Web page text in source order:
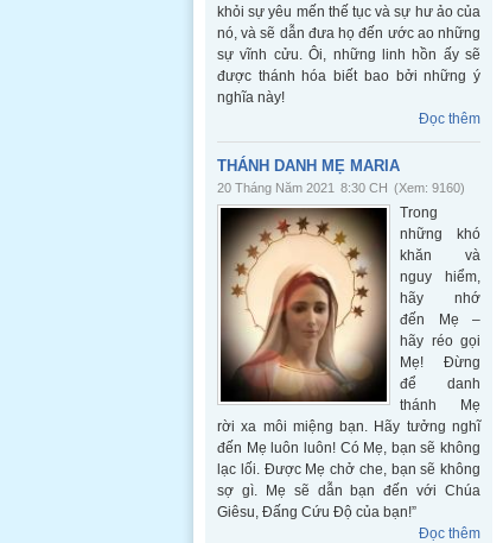
khỏi sự yêu mến thế tục và sự hư ảo của
nó, và sẽ dẫn đưa họ đến ước ao những
sự vĩnh cửu. Ôi, những linh hồn ấy sẽ
được thánh hóa biết bao bởi những ý
nghĩa này!
Đọc thêm
THÁNH DANH MẸ MARIA
20 Tháng Năm 2021 8:30 CH (Xem: 9160)
Trong
những khó
khăn và
nguy hiểm,
hãy nhớ
đến Mẹ –
hãy réo gọi
Mẹ! Đừng
để danh
thánh Mẹ
rời xa môi miệng bạn. Hãy tưởng nghĩ
đến Mẹ luôn luôn! Có Mẹ, bạn sẽ không
lạc lối. Được Mẹ chở che, bạn sẽ không
sợ gì. Mẹ sẽ dẫn bạn đến với Chúa
Giêsu, Đấng Cứu Độ của bạn!”
Đọc thêm